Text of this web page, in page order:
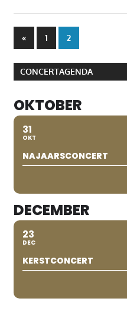
Berichten
paginering
«Vorige
berichten
1 2
CONCERTAGENDA
OKTOBER
31
OKT
NAJAARSCONCERT
DECEMBER
23
DEC
KERSTCONCERT